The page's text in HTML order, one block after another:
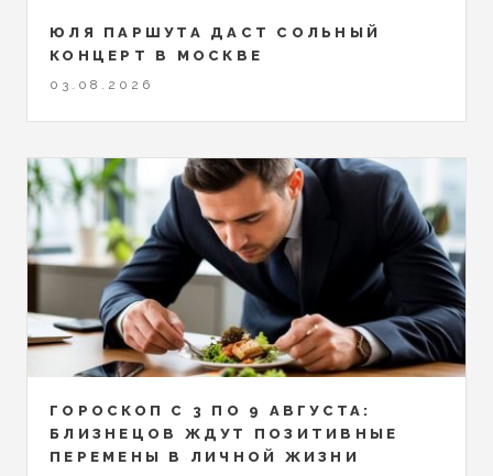
ЮЛЯ ПАРШУТА ДАСТ СОЛЬНЫЙ
КОНЦЕРТ В МОСКВЕ
03.08.2026
ГОРОСКОП С 3 ПО 9 АВГУСТА:
БЛИЗНЕЦОВ ЖДУТ ПОЗИТИВНЫЕ
ПЕРЕМЕНЫ В ЛИЧНОЙ ЖИЗНИ